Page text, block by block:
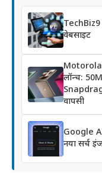
वेबसाइट
Motorola
लॉन्च:
वापसी
Google
नया सर्च